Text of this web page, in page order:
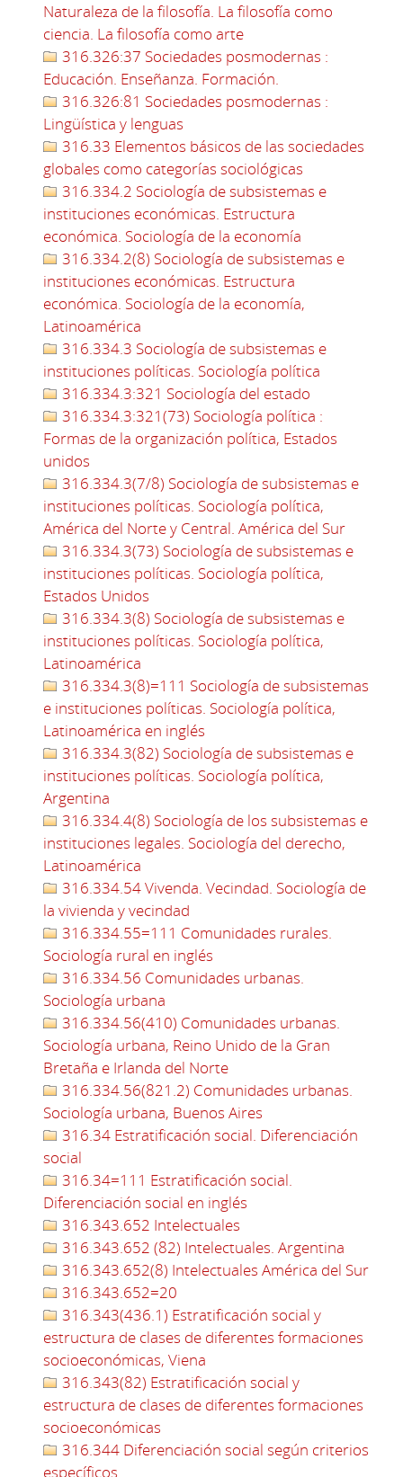
Naturaleza de la filosofía. La filosofía como
ciencia. La filosofía como arte
316.326:37 Sociedades posmodernas :
Educación. Enseñanza. Formación.
316.326:81 Sociedades posmodernas :
Lingüística y lenguas
316.33 Elementos básicos de las sociedades
globales como categorías sociológicas
316.334.2 Sociología de subsistemas e
instituciones económicas. Estructura
económica. Sociología de la economía
316.334.2(8) Sociología de subsistemas e
instituciones económicas. Estructura
económica. Sociología de la economía,
Latinoamérica
316.334.3 Sociología de subsistemas e
instituciones políticas. Sociología política
316.334.3:321 Sociología del estado
316.334.3:321(73) Sociología política :
Formas de la organización política, Estados
unidos
316.334.3(7/8) Sociología de subsistemas e
instituciones políticas. Sociología política,
América del Norte y Central. América del Sur
316.334.3(73) Sociología de subsistemas e
instituciones políticas. Sociología política,
Estados Unidos
316.334.3(8) Sociología de subsistemas e
instituciones políticas. Sociología política,
Latinoamérica
316.334.3(8)=111 Sociología de subsistemas
e instituciones políticas. Sociología política,
Latinoamérica en inglés
316.334.3(82) Sociología de subsistemas e
instituciones políticas. Sociología política,
Argentina
316.334.4(8) Sociología de los subsistemas e
instituciones legales. Sociología del derecho,
Latinoamérica
316.334.54 Vivenda. Vecindad. Sociología de
la vivienda y vecindad
316.334.55=111 Comunidades rurales.
Sociología rural en inglés
316.334.56 Comunidades urbanas.
Sociología urbana
316.334.56(410) Comunidades urbanas.
Sociología urbana, Reino Unido de la Gran
Bretaña e Irlanda del Norte
316.334.56(821.2) Comunidades urbanas.
Sociología urbana, Buenos Aires
316.34 Estratificación social. Diferenciación
social
316.34=111 Estratificación social.
Diferenciación social en inglés
316.343.652 Intelectuales
316.343.652 (82) Intelectuales. Argentina
316.343.652(8) Intelectuales América del Sur
316.343.652=20
316.343(436.1) Estratificación social y
estructura de clases de diferentes formaciones
socioeconómicas, Viena
316.343(82) Estratificación social y
estructura de clases de diferentes formaciones
socioeconómicas
316.344 Diferenciación social según criterios
específicos